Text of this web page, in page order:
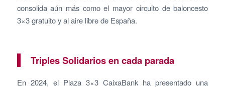
consolida aún más como el mayor circuito de baloncesto
3×3 gratuito y al aire libre de España.
Triples Solidarios en cada parada
En 2024, el Plaza 3×3 CaixaBank ha presentado una